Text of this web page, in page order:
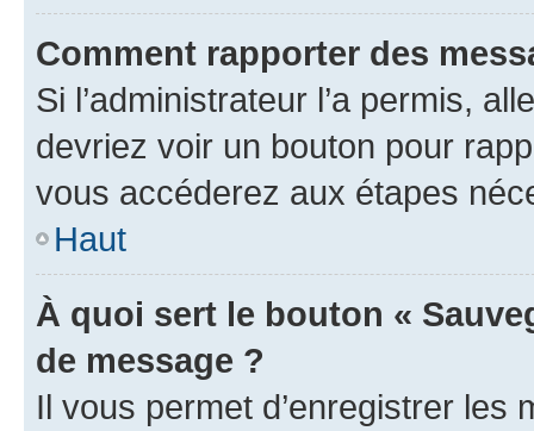
Comment rapporter des
Si l’administrateur l’a permis,
devriez voir un bouton pour
vous accéderez aux étapes
Haut
À quoi sert le bouton «
de message ?
Il vous permet d’enregistrer